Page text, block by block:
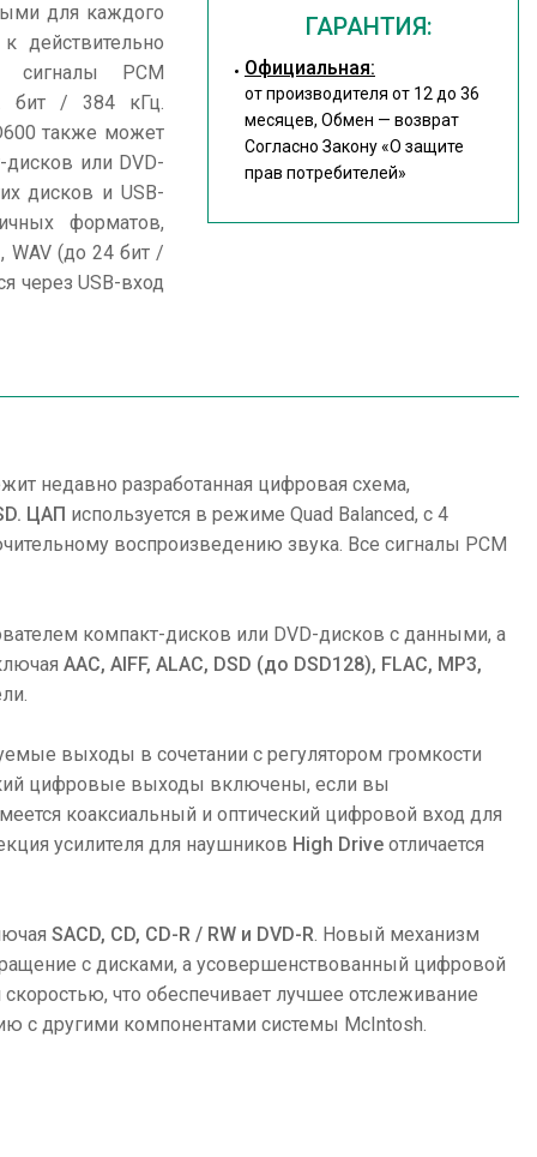
для каждого
действительно
сигналы PCM
бит / 384 кГц.
также может
дисков или DVD-
дисков и USB-
форматов,
WAV (до 24 бит /
через USB-вход
ГАРАНТИЯ:
Официальная:
от производителя от 12 до 36
месяцев, Обмен — возврат
Согласно Закону«О защите
прав потребителей»
недавно разработанная цифровая схема,
ЦАП используется в режиме Quad Balanced, с 4
воспроизведению звука. Все сигналы PCM
компакт-дисков или DVD-дисков с данными, а
AAC, AIFF, ALAC, DSD (до DSD128), FLAC, MP3,
выходы в сочетании с регулятором громкости
цифровые выходы включены, если вы
коаксиальный и оптический цифровой вход для
усилителя для наушников High Drive отличается
SACD, CD, CD-R / RW и DVD-R. Новый механизм
с дисками, а усовершенствованный цифровой
что обеспечивает лучшее отслеживание
с другими компонентами системы McIntosh.